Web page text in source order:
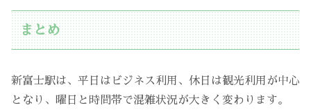
まとめ
新富士駅は、平日はビジネス利用、休日は観光利用が中心
となり、曜日と時間帯で混雑状況が大きく変わります。